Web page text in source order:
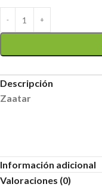
Descripción
Zaatar
Información adicional
Valoraciones (0)